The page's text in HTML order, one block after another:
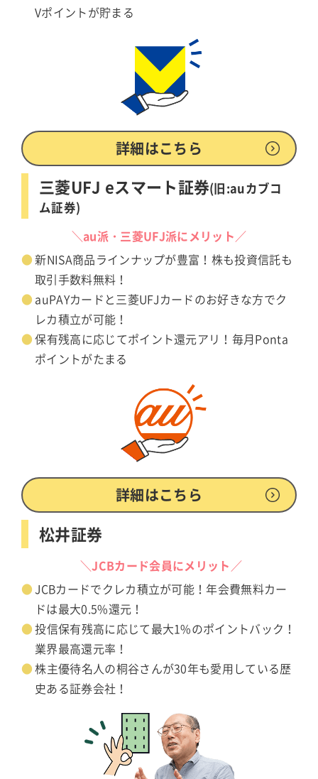
Vポイントが貯まる
詳細はこちら
三菱UFJ eスマート証券(旧:auカブコ
ム証券)
＼au派・三菱UFJ派にメリット／
新NISA商品ラインナップが豊富！株も投資信託も
取引手数料無料！
auPAYカードと三菱UFJカードのお好きな方でク
レカ積立が可能！
保有残高に応じてポイント還元アリ！毎月Ponta
ポイントがたまる
詳細はこちら
松井証券
＼JCBカード会員にメリット／
JCBカードでクレカ積立が可能！年会費無料カー
ドは最大0.5%還元！
投信保有残高に応じて最大1%のポイントバック！
業界最高還元率！
株主優待名人の桐谷さんが30年も愛用している歴
史ある証券会社！